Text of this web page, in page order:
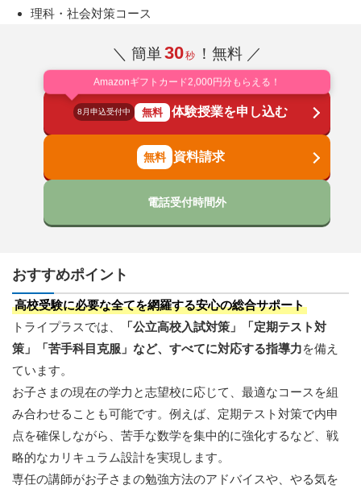
理科・社会対策コース
＼ 簡単30秒 ！無料 ／
Amazonギフトカード2,000円分もらえる！
8月申込受付中 無料 体験授業を申し込む
資料請求
電話受付時間外
おすすめポイント
高校受験に必要な全てを網羅する安心の総合サポート
トライプラスでは、
「公立高校入試対策」「定期テスト対
策」「苦手科目克服」など、すべてに対応する指導力を備え
ています。
お子さまの現在の学力と志望校に応じて、最適なコースを組
み合わせることも可能です。例えば、定期テスト対策で内申
点を確保しながら、苦手な数学を集中的に強化するなど、戦
略的なカリキュラム設計を実現します。
専任の講師がお子さまの勉強方法のアドバイスや、やる気を